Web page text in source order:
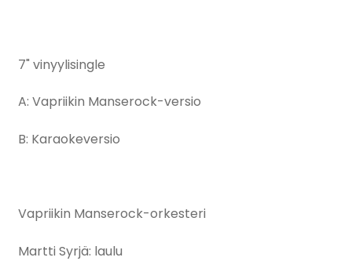
7" vinyylisingle
A: Vapriikin Manserock-versio
B: Karaokeversio
Vapriikin Manserock-orkesteri
Martti Syrjä: laulu